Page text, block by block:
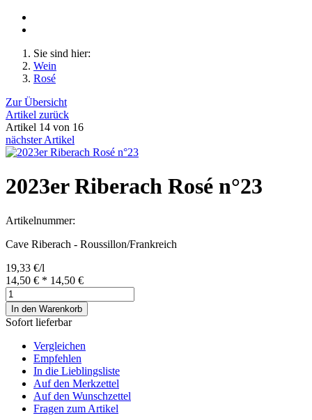
Sie sind hier:
Wein
Rosé
Zur Übersicht
Artikel zurück
Artikel 14 von 16
nächster Artikel
2023er Riberach Rosé n°23
Artikelnummer:
Cave Riberach - Roussillon/Frankreich
19,33 €/l
14,50 € * 14,50 €
In den Warenkorb
Sofort lieferbar
Vergleichen
Empfehlen
In die Lieblingsliste
Auf den Merkzettel
Auf den Wunschzettel
Fragen zum Artikel